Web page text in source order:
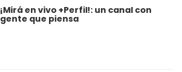
¡Mirá en vivo +Perfil!: un canal con
gente que piensa